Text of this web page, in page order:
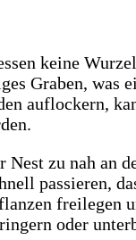
keine
Graben, was
auflockern,
Nest zu nah an
passieren,
freilegen
oder